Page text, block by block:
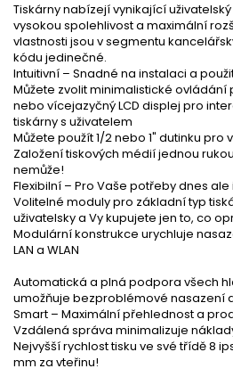
Tiskárny nabízejí vynikající
vysokou spolehlivost a maximální
vlastnosti jsou v segmentu
kódu jedinečné.
Intuitivní – Snadné na instalaci a
Můžete zvolit minimalistické
nebo vícejazyčný LCD displej pro
tiskárny s uživatelem
Můžete použít 1/2 nebo 1" dutinku pro
Založení tiskových médií jednou
nemůže!
Flexibilní – Pro Vaše potřeby dnes
Volitelné moduly pro základní typ
uživatelsky a Vy kupujete jen to, co
Modulární konstrukce urychluje
LAN a WLAN
Automatická a plná podpora všech
umožňuje bezproblémové nasazení
Smart – Maximální přehlednost a
Vzdálená správa minimalizuje
Nejvyšší rychlost tisku ve své třídě 8
mm za vteřinu!